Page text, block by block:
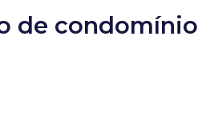
de condomínio